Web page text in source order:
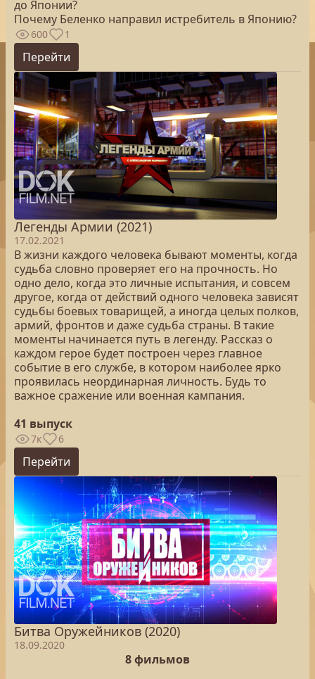
до Японии?
Почему Беленко направил истребитель в Японию?
600 1
Перейти
Легенды Армии (2021)
17.02.2021
В жизни каждого человека бывают моменты, когда
судьба словно проверяет его на прочность. Но
одно дело, когда это личные испытания, и совсем
другое, когда от действий одного человека зависят
судьбы боевых товарищей, а иногда целых полков,
армий, фронтов и даже судьба страны. В такие
моменты начинается путь в легенду. Рассказ о
каждом герое будет построен через главное
событие в его службе, в котором наиболее ярко
проявилась неординарная личность. Будь то
важное сражение или военная кампания.
41 выпуск
7к 6
Перейти
Битва Оружейников (2020)
18.09.2020
8 фильмов